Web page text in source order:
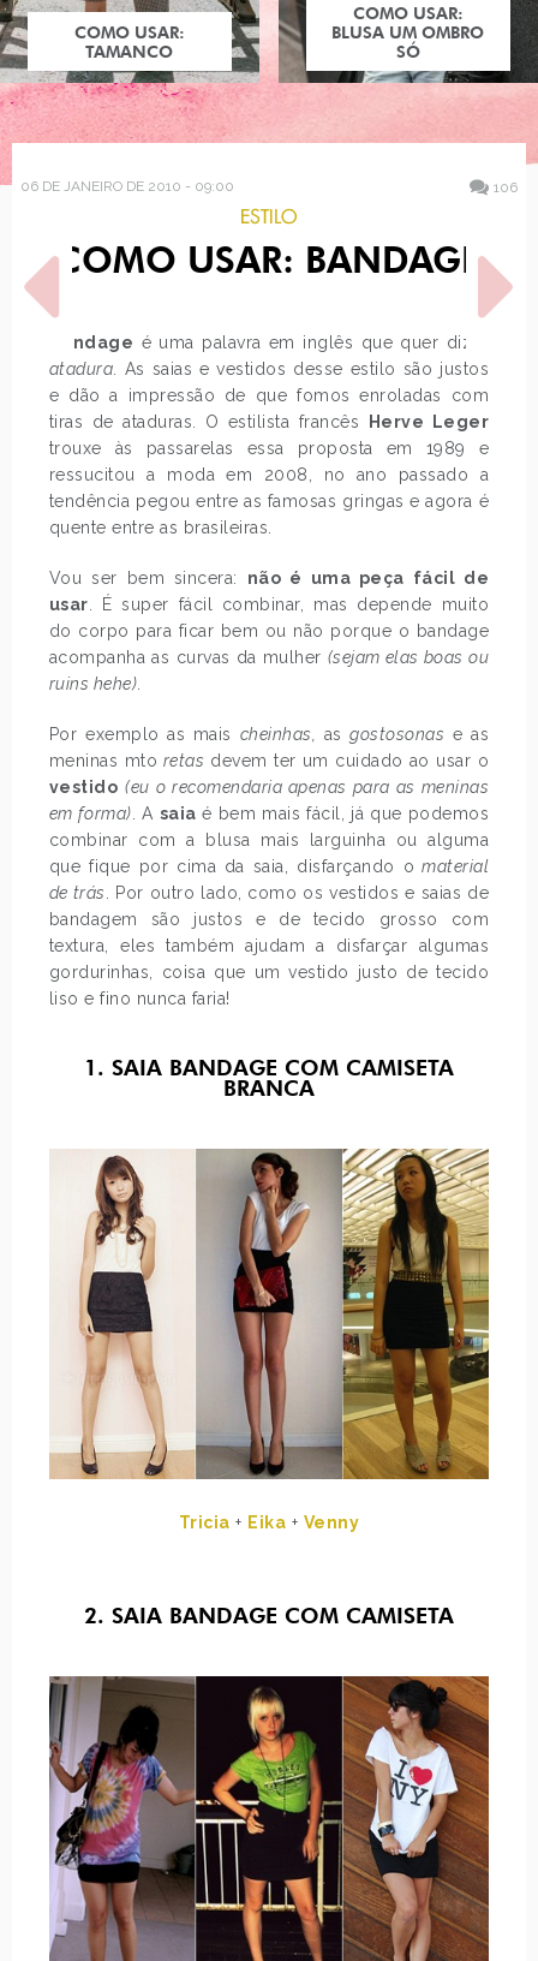
COMO USAR:
TAMANCO
COMO USAR:
BLUSA UM OMBRO
SÓ
06 DE JANEIRO DE 2010 - 09:00 106
ESTILO
COMO USAR: BANDAGE
Bandage é uma palavra em inglês que quer dizer
atadura . As saias e vestidos desse estilo são justos
e dão a impressão de que fomos enroladas com
tiras de ataduras. O estilista francês
Herve Leger
trouxe às passarelas essa proposta em 1989 e
ressucitou a moda em 2008, no ano passado a
tendência pegou entre as famosas gringas e agora é
quente entre as brasileiras.
Vou ser bem sincera: não é uma peça fácil de
usar . É super fácil combinar, mas depende muito
do corpo para ficar bem ou não porque o bandage
acompanha as curvas da mulher (sejam elas boas ou
ruins hehe)
Por exemplo as mais cheinhas, asgostosonas e as
meninas mto retas devem ter um cuidado ao usar o
vestido (eu o recomendaria apenas para as meninas
em forma) . A saiaé bem mais fácil, já que podemos
combinar com a blusa mais larguinha ou alguma
que fique por cima da saia, disfarçando o material
de trás
. Por outro lado, como os vestidos e saias de
bandagem são justos e de tecido grosso com
textura, eles também ajudam a disfarçar algumas
gordurinhas, coisa que um vestido justo de tecido
liso e fino nunca faria!
1. SAIA BANDAGE COM CAMISETA
BRANCA
Tricia + Eika + Venny
2. SAIA BANDAGE COM CAMISETA
POST ANTERIOR
REVELAÇÕES DAS AMIGAS
SECRETAS
PRÓXIMO POST
MELISSA ET CIRCENSES,
COLEÇÃO OUTONO
INVERNO 2010